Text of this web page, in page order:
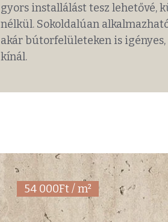
gyors installálást tesz lehetővé,
nélkül. Sokoldalúan
akár bútorfelületeken is
kínál.
54 000Ft / m²